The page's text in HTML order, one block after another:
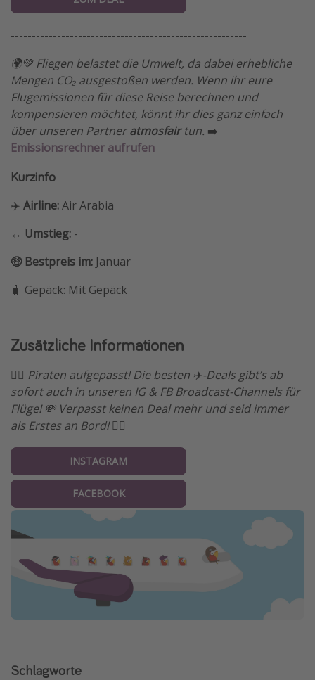
--------------------------------------------------------
🌍💚 Fliegen belastet die Umwelt, da dabei erhebliche
Mengen CO₂ ausgestoßen werden. Wenn ihr eure
Flugemissionen für diese Reise berechnen und
kompensieren möchtet, könnt ihr dies ganz einfach
über unseren Partneratmosfairtun. ➡️
Emissionsrechner aufrufen
Kurzinfo
✈️ Airline:Air Arabia
↔️ Umstieg: -
🤑 Bestpreis im: Januar
🧳 Gepäck: Mit Gepäck
Zusätzliche Informationen
🏴‍☠️ Piraten aufgepasst! Die besten ✈️-Deals gibt’s ab
sofort auch in unseren IG & FB Broadcast-Channels für
Flüge! 💸 Verpasst keinen Deal mehr und seid immer
als Erstes an Bord! 🏴‍☠️
INSTAGRAM
FACEBOOK
Schlagworte